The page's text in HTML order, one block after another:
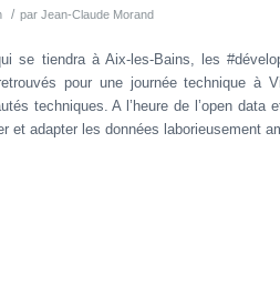
/ par Jean-Claude Morand
se tiendra à Aix-les-Bains, les
pour une journée technique à
techniques. A l’heure de l’open
et adapter les données laborieusement